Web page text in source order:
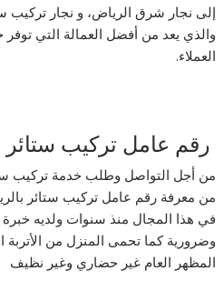
إلى نجار شرق الرياض، و نجار تركيب
والذي يعد من أفضل العمالة التي توفر
العملاء.
رقم عامل تركيب ستائر
من أجل التواصل وطلب خدمة تركيب
من معرفة رقم عامل تركيب ستائر
في هذا المجال منذ سنوات ولديه خبرة
وضرورية كما تحمى المنزل من
المظهر العام غير حضاري وغير نظيف